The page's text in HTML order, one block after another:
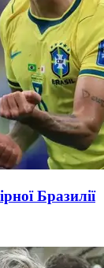
Бразилії